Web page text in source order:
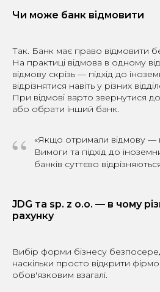
Чи може банк відмовити
Так. Банк має право відмовити
На практиці відмова в одному
відмову скрізь — підхід до
відрізнятися навіть у різних
При відмові варто звернутися
або обрати інший банк.
“
«Якщо отримали відмову —
Вимоги та підхід до
банків суттєво
JDG та sp. z o.o. — в чому
рахунку
Вибір форми бізнесу
наскільки просто відкрити
обов'язковим взагалі.